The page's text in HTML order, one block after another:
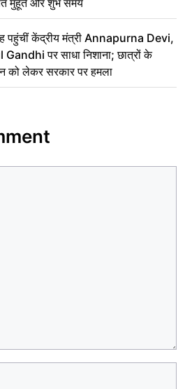
मुहूर्त और शुभ समय
पहुंचीं केंद्रीय मंत्री Annapurna Devi,
Gandhi पर साधा निशाना; छात्रों के
को लेकर सरकार पर हमला